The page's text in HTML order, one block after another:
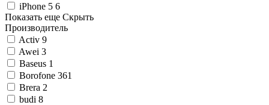
iPhone 5 6
Показать еще Скрыть
Производитель
Activ 9
Awei 3
Baseus 1
Borofone 361
Brera 2
budi 8